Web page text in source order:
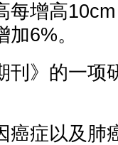
每增高
6%。
刊》的一项
癌症以及肺